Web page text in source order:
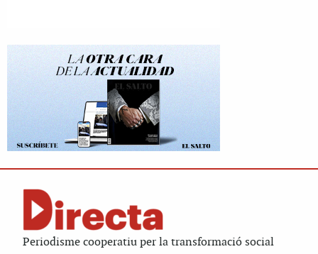
Periodisme cooperatiu per la transformació social